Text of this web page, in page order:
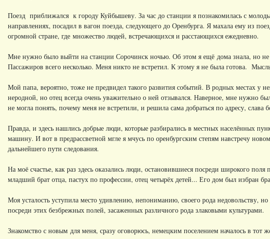
Поезд приближался к городу Куйбышеву. За час до станции я познакомилась с
направлениях, посадил в вагон поезда, следующего до Оренбурга. Я махала ему из
огромной стране, где множество людей, встречающихся и расстающихся ежедневно.
Мне нужно было выйти на станции Сорочинск ночью. Об этом я ещё дома знала, но
Пассажиров всего несколько. Меня никто не встретил. К этому я не была готова.
Мой папа, вероятно, тоже не предвидел такого развития событий. В родных местах у
неродной, но отец всегда очень уважительно о ней отзывался. Наверное, мне нужно
не могла понять, почему меня не встретили, и решила сама добраться по адресу,
Правда, и здесь нашлись добрые люди, которые разбирались в местных населённых
машину. И вот в предрассветной мгле я мчусь по оренбургским степям навстречу
дальнейшего пути следования.
На моё счастье, как раз здесь оказались люди, остановившиеся посреди широкого
младший брат отца, пастух по профессии, отец четырёх детей... Его дом был избран
Моя усталость уступила место удивлению, непониманию, своего рода недовольству,
посреди этих безбрежных полей, засаженных различного рода злаковыми культурами.
Знакомство с новым для меня, сразу оговорюсь, немецким поселением началось в тот